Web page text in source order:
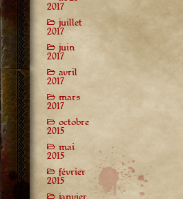
2017
juillet
2017
juin
2017
avril
2017
mars
2017
octobre
2015
mai
2015
février
2015
janvier